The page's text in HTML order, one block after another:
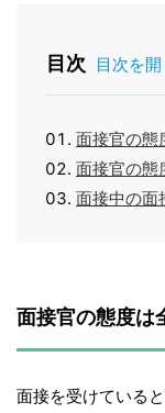
目次 目次を開
面接官の態
面接官の態
面接中の面
面接官の態度は
面接を受けている